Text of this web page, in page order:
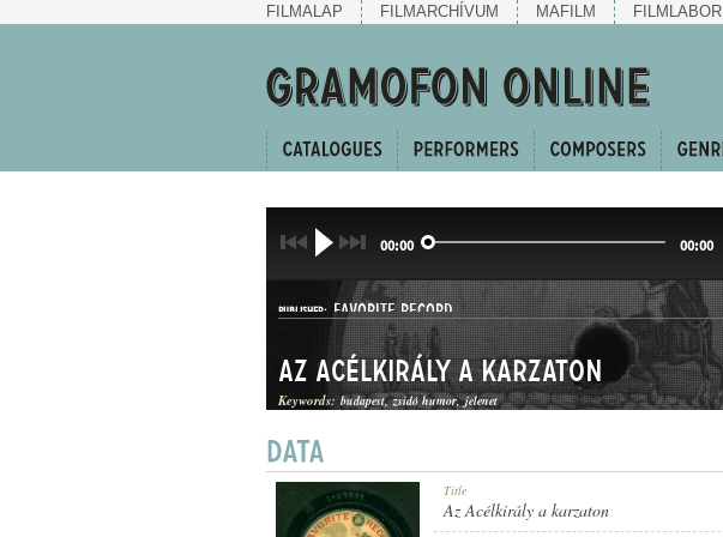
FILMALAP FILMARCHÍVUM MAFILM FILMLABOR
00:00 00:00
PUBLISHER: FAVORITE RECORD
RECORD NUMBER: 1-27691
Az Acélkirály a karzaton
Keywords: budapest zsidó humor jelenet
Title
Az Acélkirály a karzaton